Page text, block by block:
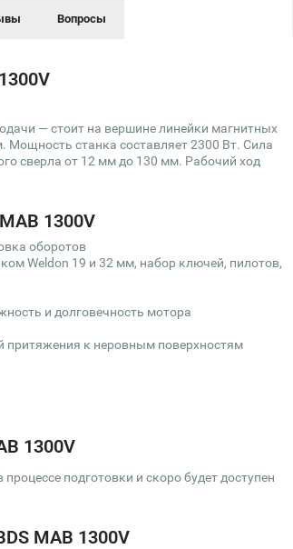
Вопросы
— стоит на вершине линейки магнитных
станка составляет 2300 Вт. Сила
сверла от 12 мм до 130 мм. Рабочий ход
1300V
оборотов
Weldon 19 и 32 мм, набор ключей, пилотов,
и долговечность мотора
притяжения к неровным поверхностям
1300V
подготовки и скоро будет доступен
MAB 1300V